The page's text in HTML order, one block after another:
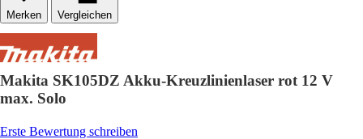
Vergleichen
Makita SK105DZ Akku-Kreuzlinienlaser rot 12 V
max. Solo
Erste Bewertung schreiben